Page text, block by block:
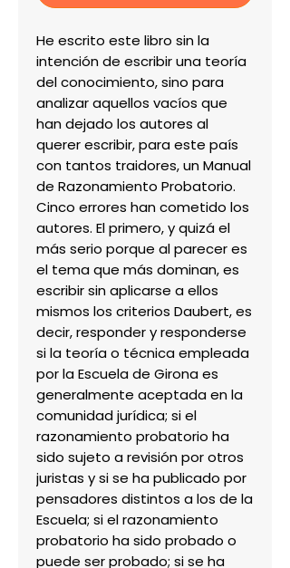
He escrito este libro sin la
intención de escribir una teoría
del conocimiento, sino para
analizar aquellos vacíos que
han dejado los autores al
querer escribir, para este país
con tantos traidores, un Manual
de Razonamiento Probatorio.
Cinco errores han cometido los
autores. El primero, y quizá el
más serio porque al parecer es
el tema que más dominan, es
escribir sin aplicarse a ellos
mismos los criterios Daubert, es
decir, responder y responderse
si la teoría o técnica empleada
por la Escuela de Girona es
generalmente aceptada en la
comunidad jurídica; si el
razonamiento probatorio ha
sido sujeto a revisión por otros
juristas y si se ha publicado por
pensadores distintos a los de la
Escuela; si el razonamiento
probatorio ha sido probado o
puede ser probado; si se ha